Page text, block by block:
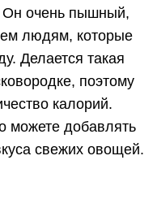
Он очень пышный,
людям, которые
Делается такая
поэтому
калорий.
можете добавлять
свежих овощей.